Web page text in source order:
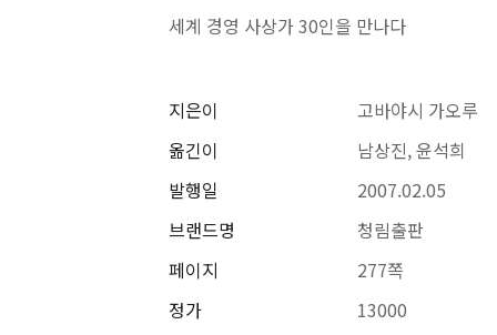
세계 경영 사상가 30인을 만나다
지은이
옮긴이
발행일
브랜드명
페이지
정가
고바야시 가오루
남상진, 윤석희
2007.02.05
청림출판
277쪽
13000